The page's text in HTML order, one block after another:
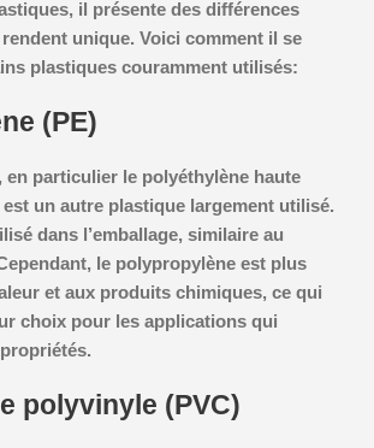
il présente des différences
unique. Voici comment il se
plastiques couramment utilisés:
(PE)
en particulier le polyéthylène haute
un autre plastique largement utilisé.
dans l’emballage, similaire au
le polypropylène est plus
et aux produits chimiques, ce qui
choix pour les applications qui
polyvinyle (PVC)